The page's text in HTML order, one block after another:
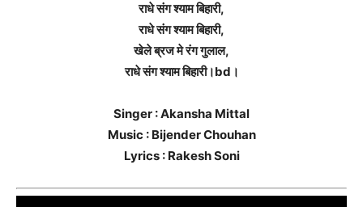
राधे संग श्याम बिहारी,
राधे संग श्याम बिहारी,
खेले ब्रज मे रंग गुलाल,
राधे संग श्याम बिहारी।bd।
Singer : Akansha Mittal
Music : Bijender Chouhan
Lyrics : Rakesh Soni